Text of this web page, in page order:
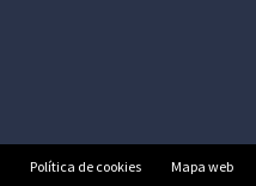
Política de cookies Mapa web